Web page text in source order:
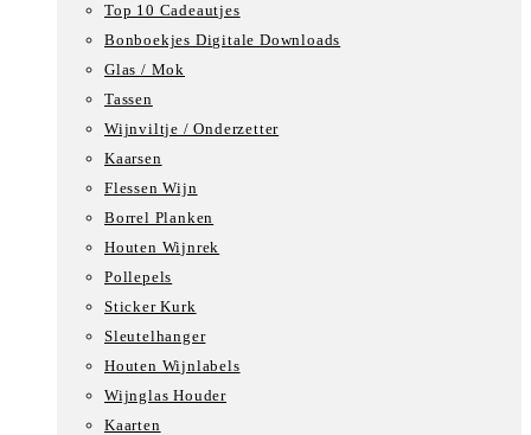
Top 10 Cadeautjes
Bonboekjes Digitale Downloads
Glas / Mok
Tassen
Wijnviltje / Onderzetter
Kaarsen
Flessen Wijn
Borrel Planken
Houten Wijnrek
Pollepels
Sticker Kurk
Sleutelhanger
Houten Wijnlabels
Wijnglas Houder
Kaarten